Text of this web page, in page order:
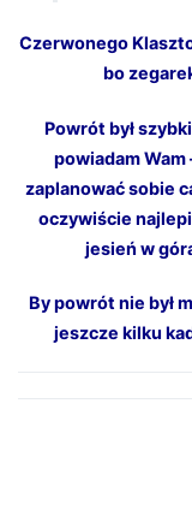
Czerwonego
bo
Powrót był
powiadam
zaplanować sobie
oczywiście
jesień w
By powrót nie był
jeszcze kilku